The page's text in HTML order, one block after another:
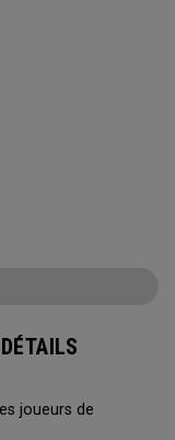
protège
facilement à
joueurs de